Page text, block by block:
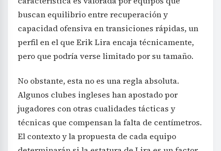
buscan equilibrio entre recuperación y
capacidad ofensiva en transiciones rápidas, un
perfil en el que Erik Lira encaja técnicamente,
pero que podría verse limitado por su tamaño.
No obstante, esta no es una regla absoluta.
Algunos clubes ingleses han apostado por
jugadores con otras cualidades tácticas y
técnicas que compensan la falta de centímetros.
El contexto y la propuesta de cada equipo